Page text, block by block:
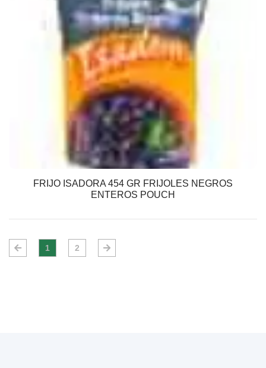
FRIJO ISADORA 454 GR FRIJOLES NEGROS
ENTEROS POUCH
1 2